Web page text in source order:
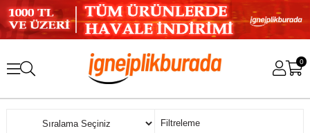
0
Filtreleme
Sıralama